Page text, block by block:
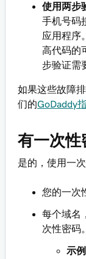
使用两步
手机号码
应用程序
高代码的
步验证需
如果这些故障
们的GoDaddy
有一次性
是的，使用一
您的一次
每个域名
次性密码。
示例